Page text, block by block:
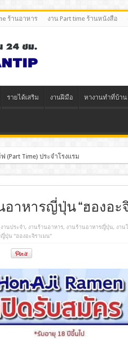
ร้านอาหาร งาน Part time ร้านหนังสือ
รายได้เสริม งานฝีมือ หางานทําที่บ้าน
(Part Time) ประจำโรงแรม
กาแฟดอยช้าง
าหารญี่ปุ่น “ฮองอะ
งานประจํา, งานร้านอาหาร, งานร้านอาหารญี่ปุ่น, งาน
ปุ่น “ฮองอะจิราเมน”